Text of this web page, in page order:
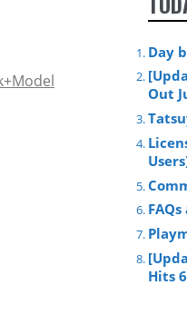
Day
Out
Hits